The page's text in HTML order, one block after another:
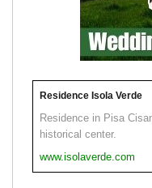
Residence Isola Verde
Residence in Pisa
historical center.
www.isolaverde.com